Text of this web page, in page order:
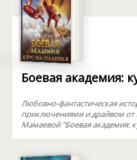
Боевая академия:
Любовно-фантастическая
приключениями и драйвом
Мамаевой "Боевая академия: